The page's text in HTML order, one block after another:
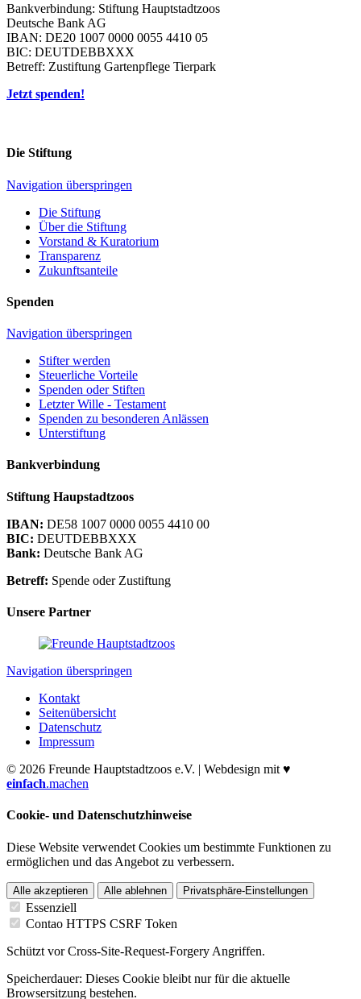
Bankverbindung: Stiftung Hauptstadtzoos
Deutsche Bank AG
IBAN: DE20 1007 0000 0055 4410 05
BIC: DEUTDEBBXXX
Betreff: Zustiftung Gartenpflege Tierpark
Jetzt spenden!
Die Stiftung
Navigation überspringen
Die Stiftung
Über die Stiftung
Vorstand & Kuratorium
Transparenz
Zukunftsanteile
Spenden
Navigation überspringen
Stifter werden
Steuerliche Vorteile
Spenden oder Stiften
Letzter Wille - Testament
Spenden zu besonderen Anlässen
Unterstiftung
Bankverbindung
Stiftung Haupstadtzoos
IBAN: DE58 1007 0000 0055 4410 00
BIC: DEUTDEBBXXX
Bank: Deutsche Bank AG
Betreff: Spende oder Zustiftung
Unsere Partner
Navigation überspringen
Kontakt
Seitenübersicht
Datenschutz
Impressum
© 2026 Freunde Hauptstadtzoos e.V. | Webdesign mit ♥
einfach.machen
Cookie- und Datenschutzhinweise
Diese Website verwendet Cookies um bestimmte Funktionen zu
ermöglichen und das Angebot zu verbessern.
Alle akzeptieren Alle ablehnen Privatsphäre-Einstellungen
Essenziell
Contao HTTPS CSRF Token
Schützt vor Cross-Site-Request-Forgery Angriffen.
Speicherdauer: Dieses Cookie bleibt nur für die aktuelle
Browsersitzung bestehen.